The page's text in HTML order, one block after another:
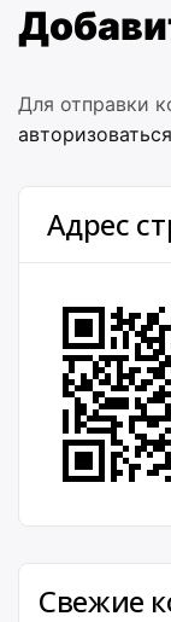
Для отправки
авторизоваться
Адрес
Свежие